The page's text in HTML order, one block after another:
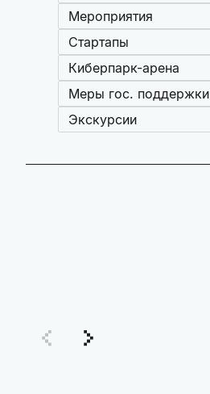
Мероприятия
Стартапы
Киберпарк-арена
Меры гос. поддержки
Экскурсии